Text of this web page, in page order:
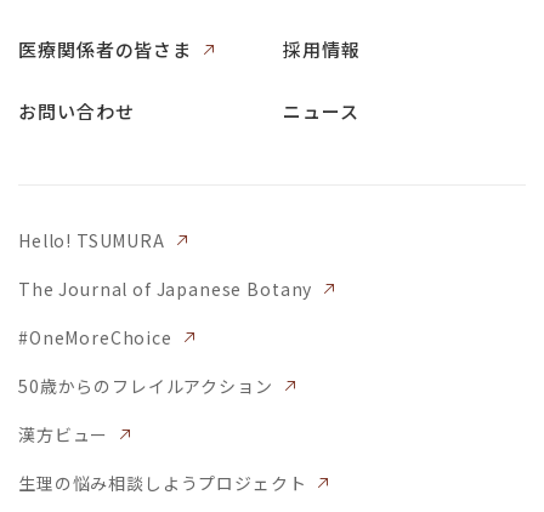
医療関係者の皆さま 採用情報
お問い合わせ ニュース
Hello! TSUMURA
The Journal of Japanese Botany
#OneMoreChoice
50歳からのフレイルアクション
漢方ビュー
生理の悩み相談しようプロジェクト